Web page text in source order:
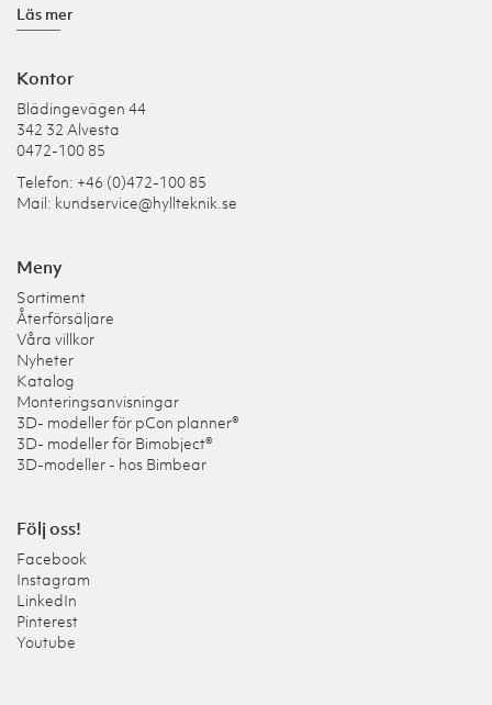
Läs mer
Kontor
Blädingevägen 44
342 32 Alvesta
0472-100 85
Telefon: +46 (0)472-100 85
Mail: kundservice@hyllteknik.se
Meny
Sortiment
Återförsäljare
Våra villkor
Nyheter
Katalog
Monteringsanvisningar
3D- modeller för pCon planner®
3D- modeller för Bimobject®
3D-modeller - hos Bimbear
Följ oss!
Facebook
Instagram
LinkedIn
Pinterest
Youtube